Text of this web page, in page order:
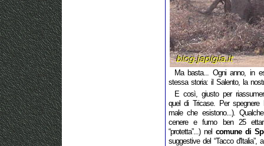
Ma basta... Ogni anno, in
stessa storia: il Salento, la
E così, giusto per
quel di Tricase. Per
male che esistono...).
cenere e fumo ben 25
“protetta”...) nel comune di
suggestive del “Tacco d'Italia”,